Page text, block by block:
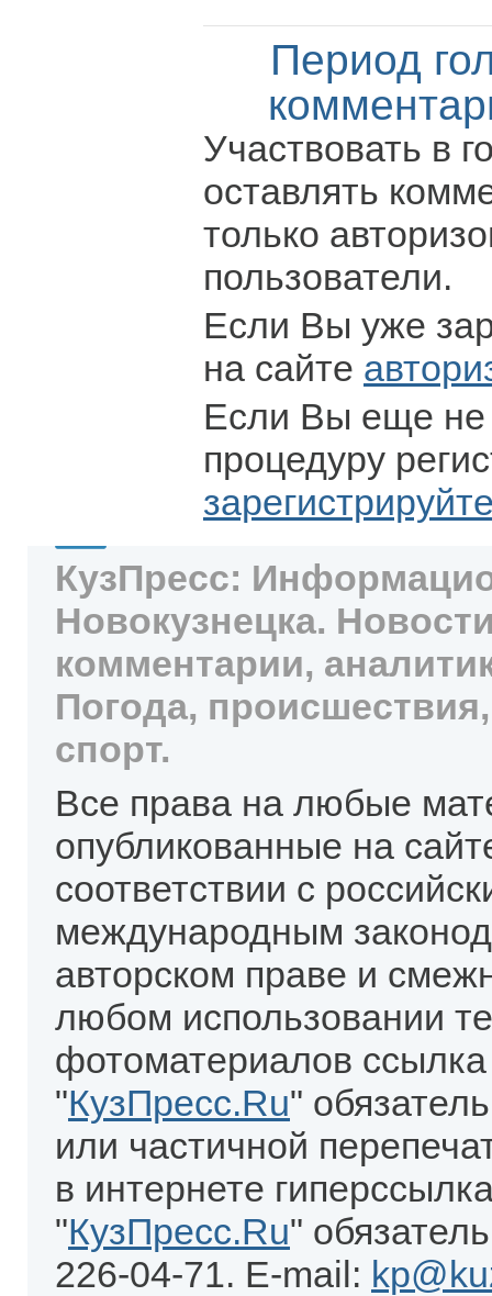
Период
Участвовать в
оставлять
только
пользователи.
Если Вы уже
на сайте
Если Вы еще не
процедуру
КузПресс:
Новокузнецка.
комментарии,
Погода,
спорт.
Все права на любые
опубликованные на
соответствии с
международным
авторском праве и
любом использовании
фотоматериалов
"КузПресс.Ru"
или частичной
в интернете
"КузПресс.Ru"
226-04-71. E-mail: